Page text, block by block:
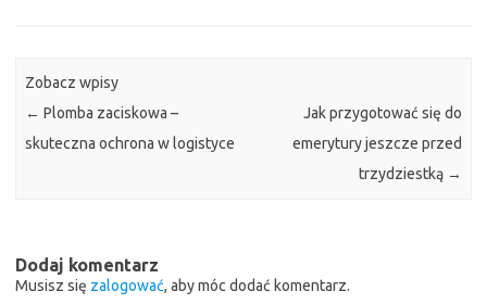
Zobacz wpisy
← Plomba zaciskowa –
skuteczna ochrona w logistyce
Jak przygotować się do
emerytury jeszcze przed
trzydziestką →
Dodaj komentarz
Musisz się zalogować, aby móc dodać komentarz.